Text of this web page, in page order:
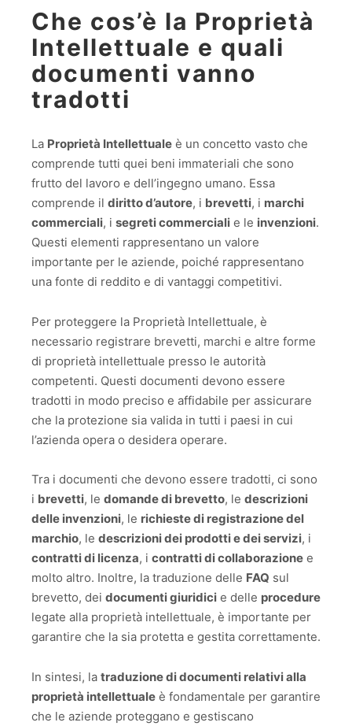
Che cos’è la Proprietà
Intellettuale e quali
documenti vanno
tradotti
La Proprietà Intellettuale è un concetto vasto che
comprende tutti quei beni immateriali che sono
frutto del lavoro e dell’ingegno umano. Essa
comprende il diritto d’autore, i brevetti, i marchi
commerciali, i segreti commerciali e le invenzioni.
Questi elementi rappresentano un valore
importante per le aziende, poiché rappresentano
una fonte di reddito e di vantaggi competitivi.
Per proteggere la Proprietà Intellettuale, è
necessario registrare brevetti, marchi e altre forme
di proprietà intellettuale presso le autorità
competenti. Questi documenti devono essere
tradotti in modo preciso e affidabile per assicurare
che la protezione sia valida in tutti i paesi in cui
l’azienda opera o desidera operare.
Tra i documenti che devono essere tradotti, ci sono
i brevetti, le domande di brevetto, le descrizioni
delle invenzioni, le richieste di registrazione del
marchio, le descrizioni dei prodotti e dei servizi, i
contratti di licenza, i contratti di collaborazione e
molto altro. Inoltre, la traduzione delle FAQ sul
brevetto, dei documenti giuridici e delle procedure
legate alla proprietà intellettuale, è importante per
garantire che la sia protetta e gestita correttamente.
In sintesi, la traduzione di documenti relativi alla
proprietà intellettuale è fondamentale per garantire
che le aziende proteggano e gestiscano